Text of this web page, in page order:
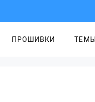
ПРОШИВКИ ТЕМЫ